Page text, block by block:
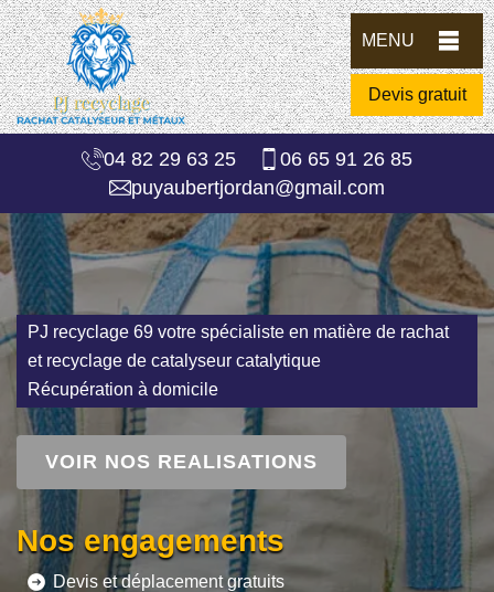
MENU
Devis gratuit
04 82 29 63 25
06 65 91 26 85
puyaubertjordan@gmail.com
PJ recyclage 69 votre spécialiste en matière de rachat
et recyclage de catalyseur catalytique
Récupération à domicile
VOIR NOS REALISATIONS
Nos engagements
Devis et déplacement gratuits